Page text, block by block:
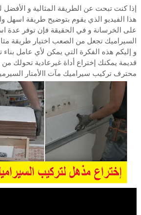
إذا كنت تبحت عن الطريقة المثالية و الأفضل
هذا الفيديو الذي يقوم بتوضيح طريقة اسهل
على الخرسانة و في الحقيقة فإن توفر عدة
السيراميك تجعل من الصعب اختيار طريقة
و إليكم هذه الفكرة التي يمكن لأي عامل
قديمة يمكنك إختراع أداة غيرعادية تحولك
محترف تركيب سيراميك مآت االأمتار